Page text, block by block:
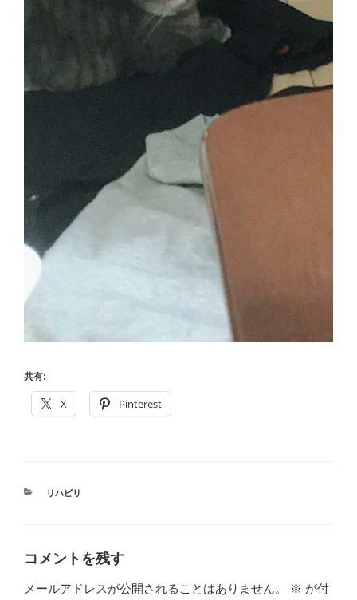
共有:
X Pinterest
カ
ー
リハビリ
コメントを残す
メールアドレスが公開されることはありません。 ※ が付